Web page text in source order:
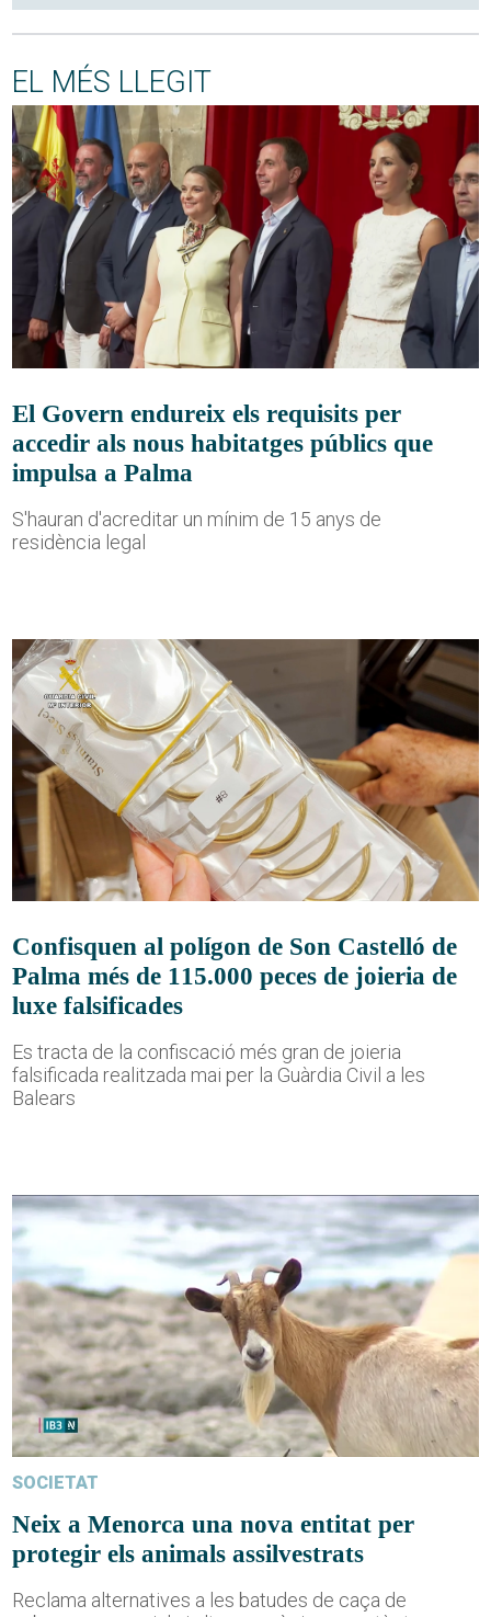
EL MÉS LLEGIT
El Govern endureix els requisits per
accedir als nous habitatges públics que
impulsa a Palma
S'hauran d'acreditar un mínim de 15 anys de
residència legal
Confisquen al polígon de Son Castelló de
Palma més de 115.000 peces de joieria de
luxe falsificades
Es tracta de la confiscació més gran de joieria
falsificada realitzada mai per la Guàrdia Civil a les
Balears
SOCIETAT
Neix a Menorca una nova entitat per
protegir els animals assilvestrats
Reclama alternatives a les batudes de caça de